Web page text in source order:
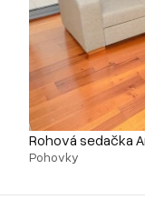
Rohová sedačka
Pohovky